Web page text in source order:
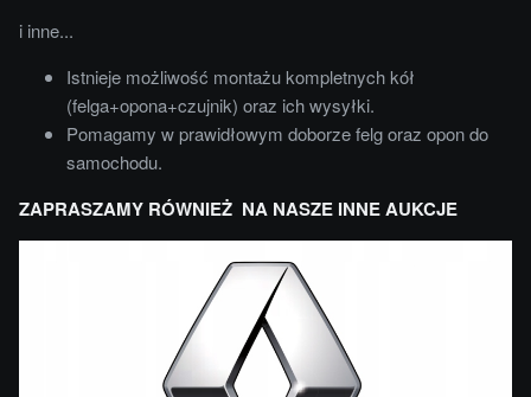
i inne...
Istnieje możliwość montażu kompletnych kół
(felga+opona+czujnik) oraz ich wysyłki.
Pomagamy w prawidłowym doborze felg oraz opon do
samochodu.
ZAPRASZAMY RÓWNIEŻ NA NASZE INNE AUKCJE